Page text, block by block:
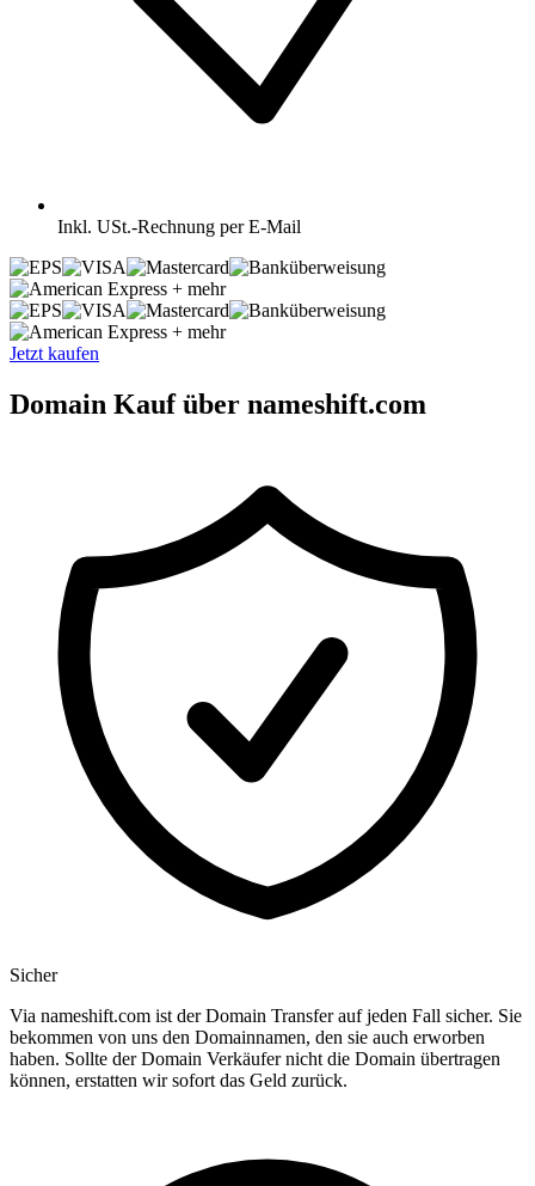
Inkl. USt.-Rechnung per E-Mail
+ mehr
+ mehr
Jetzt kaufen
Domain Kauf über nameshift.com
Sicher
Via nameshift.com ist der Domain Transfer auf jeden Fall sicher. Sie
bekommen von uns den Domainnamen, den sie auch erworben
haben. Sollte der Domain Verkäufer nicht die Domain übertragen
können, erstatten wir sofort das Geld zurück.